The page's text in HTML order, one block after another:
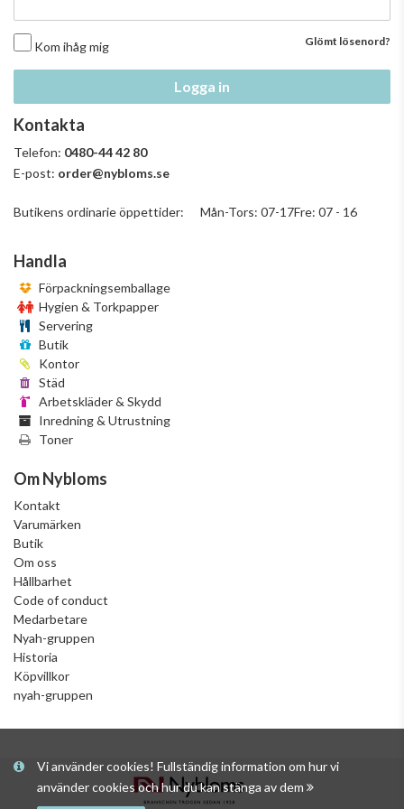
Vi använder cookies! Fullständig information om hur vi
använder cookies och hur du kan stänga av dem
Kom ihåg mig Glömt lösenord?
Logga in
Kontakta
Telefon: 0480-44 42 80
E-post: order@nybloms.se
Butikens ordinarie öppettider: Mån-Tors: 07-17Fre: 07 - 16
Handla
Förpackningsemballage
Hygien & Torkpapper
Servering
Butik
Kontor
Städ
Arbetskläder & Skydd
Inredning & Utrustning
Toner
Om Nybloms
Kontakt
Varumärken
Butik
Om oss
Hållbarhet
Code of conduct
Medarbetare
Nyah-gruppen
Historia
Köpvillkor
nyah-gruppen